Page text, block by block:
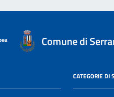
Comune di
CATEGORIE DI